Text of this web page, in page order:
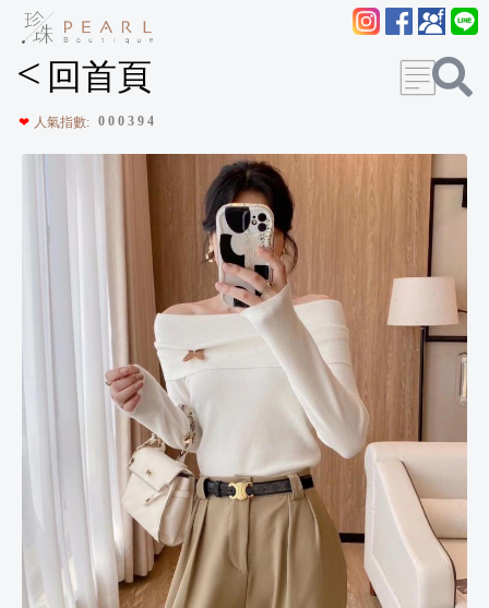
< 回首頁
❤ 人氣指數: 0 0 0 3 9 4